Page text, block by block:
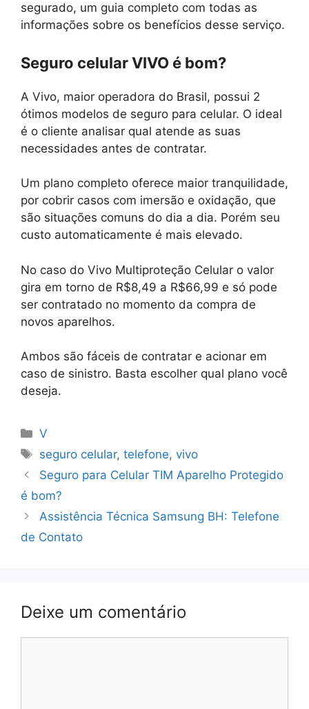
segurado, um guia completo com todas as
informações sobre os benefícios desse serviço.
Seguro celular VIVO é bom?
A Vivo, maior operadora do Brasil, possui 2
ótimos modelos de seguro para celular. O ideal
é o cliente analisar qual atende as suas
necessidades antes de contratar.
Um plano completo oferece maior tranquilidade,
por cobrir casos com imersão e oxidação, que
são situações comuns do dia a dia. Porém seu
custo automaticamente é mais elevado.
No caso do Vivo Multiproteção Celular o valor
gira em torno de R$8,49 a R$66,99 e só pode
ser contratado no momento da compra de
novos aparelhos.
Ambos são fáceis de contratar e acionar em
caso de sinistro. Basta escolher qual plano você
deseja.
Categorias
V
Tags
seguro celular,telefone,vivo
Seguro para Celular TIM Aparelho Protegido
é bom?
Assistência Técnica Samsung BH: Telefone
de Contato
Deixe um comentário